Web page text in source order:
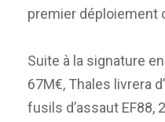
premier déploiement
Suite à la signature
67M€, Thales livrera
fusils d’assaut EF88,